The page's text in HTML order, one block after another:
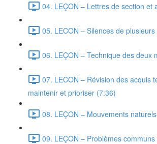
04. LEÇON – Lettres de section et
05. LECON – Silences de
06. LEÇON – Technique des deux
07. LECON – Révision des acquis
maintenir et prioriser (7:36)
08. LEÇON – Mouvements
09. LEÇON – Problèmes